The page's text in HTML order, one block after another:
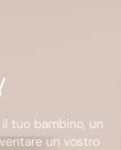
tuo bambino, un
un vostro